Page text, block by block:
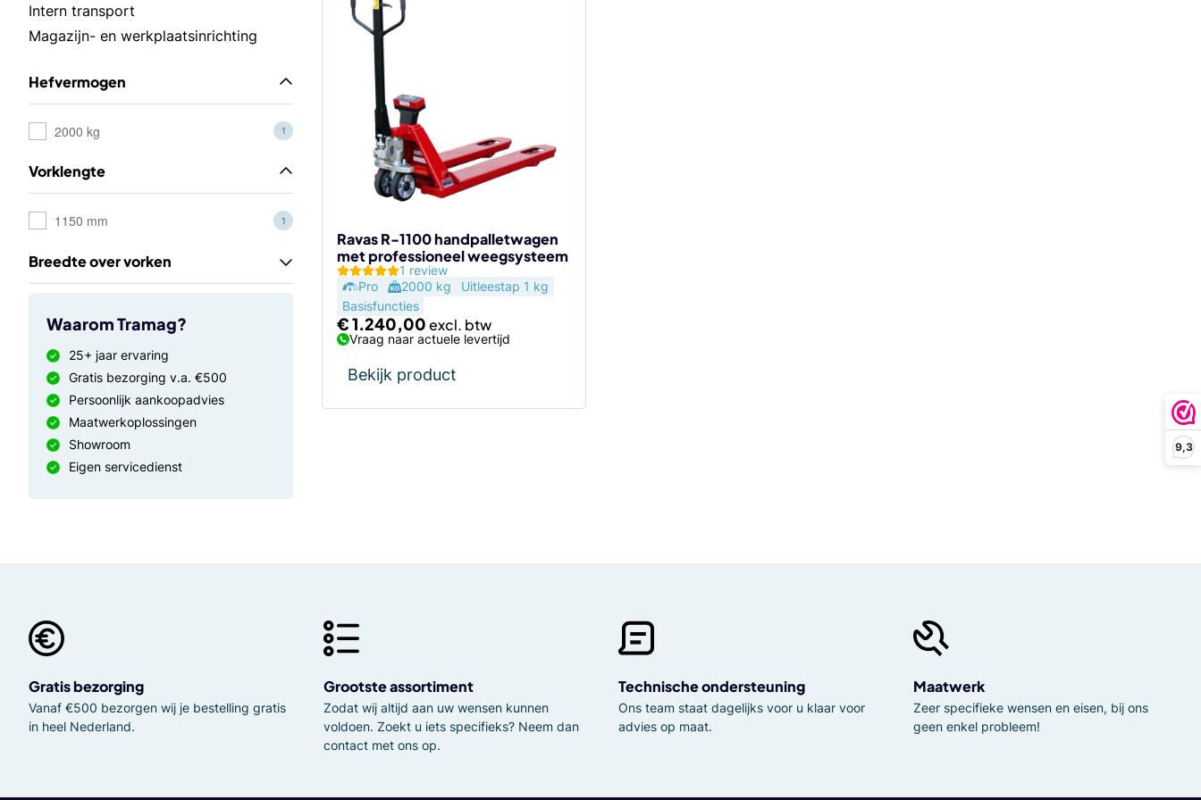
9,3
Intern transport
Magazijn- en werkplaatsinrichting
Hefvermogen
2000 kg 1
Vorklengte
1150 mm 1
Breedte over vorken
Waarom Tramag?
25+ jaar ervaring
Gratis bezorging v.a. €500
Persoonlijk aankoopadvies
Maatwerkoplossingen
Showroom
Eigen servicedienst
Ravas R-1100 handpalletwagen
met professioneel weegsysteem
1 review
Pro
2000 kg
Uitleestap 1 kg
Basisfuncties
€1.240,00
Vraag naar actuele levertijd
Bekijk product
Gratis bezorging
Vanaf €500 bezorgen wij je bestelling gratis
in heel Nederland.
Grootste assortiment
Zodat wij altijd aan uw wensen kunnen
voldoen. Zoekt u iets specifieks? Neem dan
contact met ons op.
Technische ondersteuning
Ons team staat dagelijks voor u klaar voor
advies op maat.
Maatwerk
Zeer specifieke wensen en eisen, bij ons
geen enkel probleem!